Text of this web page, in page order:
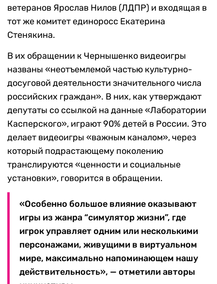
ветеранов Ярослав Нилов (ЛДПР) и входящая в
тот же комитет единоросс Екатерина
Стенякина.
В их обращении к Чернышенко видеоигры
названы «неотъемлемой частью культурно-
досуговой деятельности значительного числа
российских граждан». В них, как утверждают
депутаты со ссылкой на данные «Лаборатории
Касперского», играют 90% детей в России. Это
делает видеоигры «важным каналом», через
который подрастающему поколению
транслируются «ценности и социальные
установки», говорится в обращении.
«Особенно большое влияние оказывают
игры из жанра “симулятор жизни”, где
игрок управляет одним или несколькими
персонажами, живущими в виртуальном
мире, максимально напоминающем нашу
действительность», — отметили авторы